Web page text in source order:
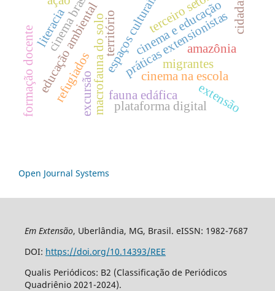
espaços culturais
práticas extensionistas
amazônia
macrofauna do solo fauna edáfica
educação ambiental cinema e educação
cinema na escola
formação docente plataforma digital
terceiro setor
território
refugiados migrantes
literacia
extensão
excursão
Open Journal Systems
Em Extensão, Uberlândia, MG, Brasil. eISSN: 1982-7687
DOI: https://doi.org/10.14393/REE
Qualis Periódicos: B2 (Classificação de Periódicos
Quadriênio 2021-2024).